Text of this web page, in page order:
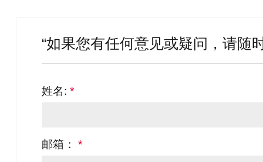
“如果您有任何意见或疑问，请随
姓名:*
邮箱：*